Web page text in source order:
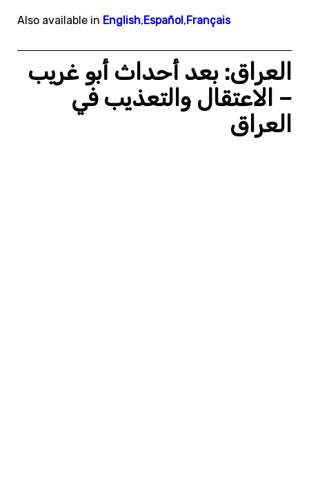
Also available in English,Español,Français
العراق: بعد أحداث أبو غريب
– الاعتقال والتعذيب في
العراق